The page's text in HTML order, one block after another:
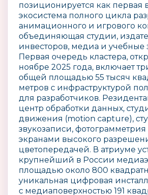
позиционируется как первая
экосистема полного цикла
анимационного и игрового
объединяющая студии,
инвесторов, медиа и учебные
Первая очередь кластера,
ноябре 2025 года, включает
общей площадью 55 тысяч
метров с инфраструктурой
для разработчиков.
центр обработки данных,
движения (motion capture),
звукозаписи,
экранами высокого
цветопередачей. В атриуме
крупнейший в России
площадью около 800
уникальная цифровая
с медиаповерхностью 191